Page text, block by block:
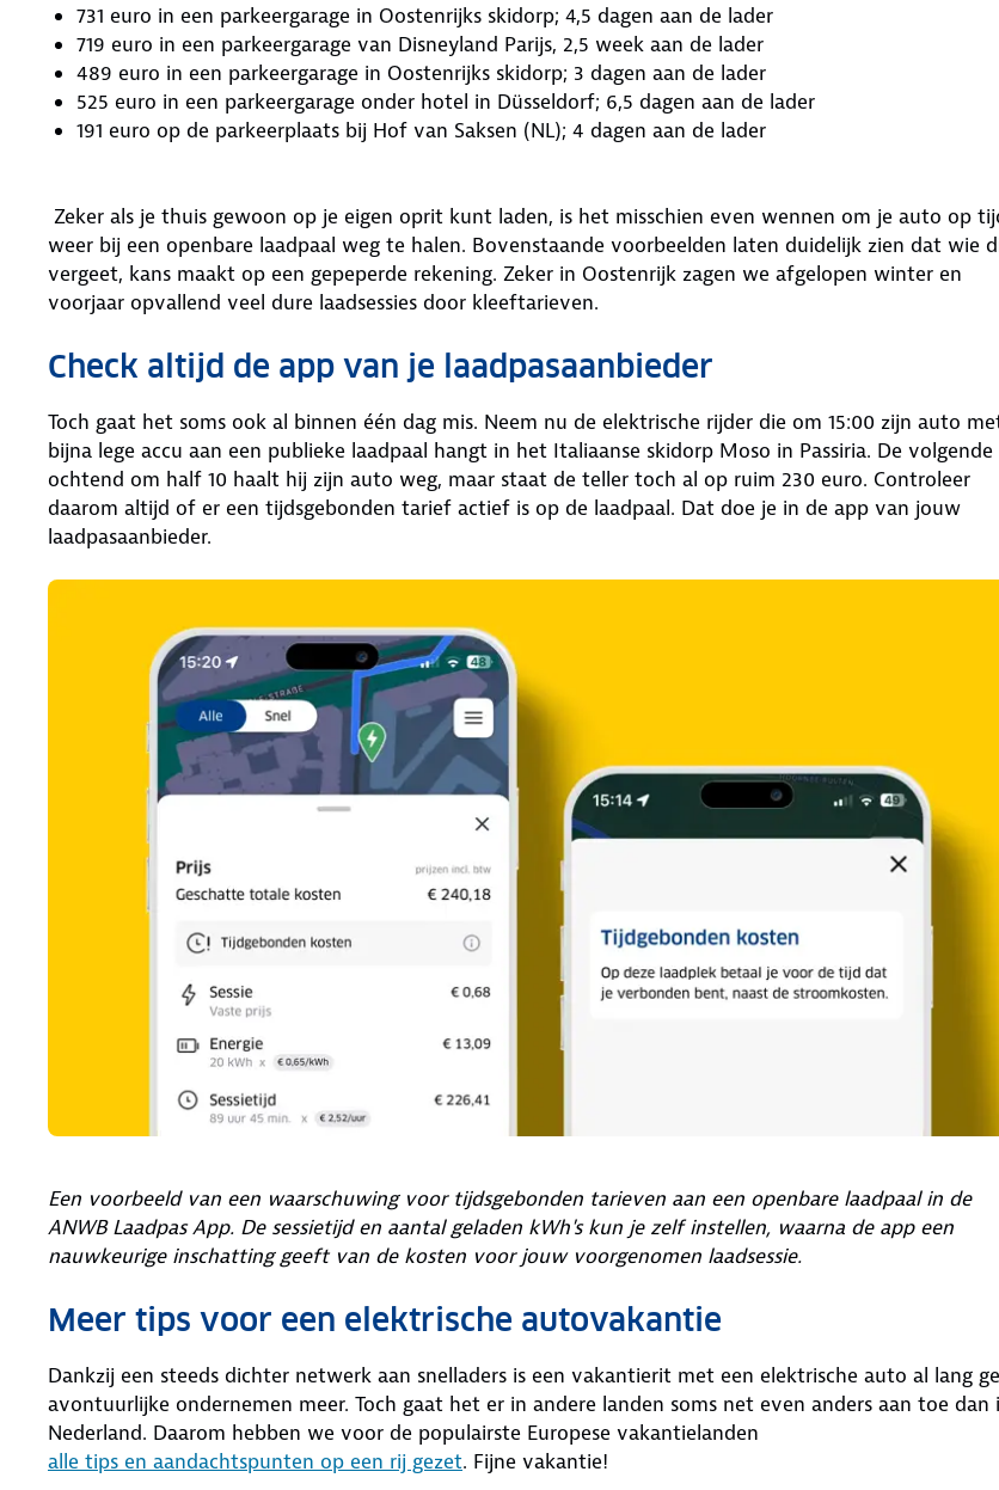
731 euro in een parkeergarage in Oostenrijks skidorp; 4,5 dagen aan de lader
719 euro in een parkeergarage van Disneyland Parijs, 2,5 week aan de lader
489 euro in een parkeergarage in Oostenrijks skidorp; 3 dagen aan de lader
525 euro in een parkeergarage onder hotel in Düsseldorf; 6,5 dagen aan de lader
191 euro op de parkeerplaats bij Hof van Saksen (NL); 4 dagen aan de lader
Zeker als je thuis gewoon op je eigen oprit kunt laden, is het misschien even wennen om je auto op
weer bij een openbare laadpaal weg te halen. Bovenstaande voorbeelden laten duidelijk zien dat wie
vergeet, kans maakt op een gepeperde rekening. Zeker in Oostenrijk zagen we afgelopen winter en
voorjaar opvallend veel dure laadsessies door kleeftarieven.
Check altijd de app van je laadpasaanbieder
Toch gaat het soms ook al binnen één dag mis. Neem nu de elektrische rijder die om 15:00 zijn auto
bijna lege accu aan een publieke laadpaal hangt in het Italiaanse skidorp Moso in Passiria. De volgende
ochtend om half 10 haalt hij zijn auto weg, maar staat de teller toch al op ruim 230 euro. Controleer
daarom altijd of er een tijdsgebonden tarief actief is op de laadpaal. Dat doe je in de app van jouw
laadpasaanbieder.
Een voorbeeld van een waarschuwing voor tijdsgebonden tarieven aan een openbare laadpaal in de
ANWB Laadpas App. De sessietijd en aantal geladen kWh's kun je zelf instellen, waarna de app een
nauwkeurige inschatting geeft van de kosten voor jouw voorgenomen laadsessie.
Meer tips voor een elektrische autovakantie
Dankzij een steeds dichter netwerk aan snelladers is een vakantierit met een elektrische auto al lang
avontuurlijke ondernemen meer. Toch gaat het er in andere landen soms net even anders aan toe dan
Nederland. Daarom hebben we voor de populairste Europese vakantielanden
alle tips en aandachtspunten op een rij gezet. Fijne vakantie!